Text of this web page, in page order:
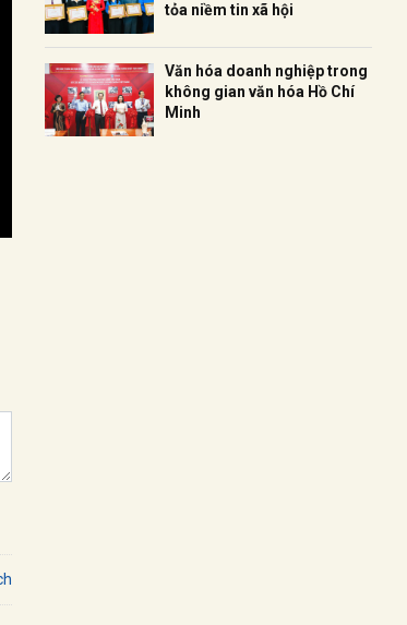
tỏa niềm tin xã hội
Văn hóa doanh nghiệp trong
không gian văn hóa Hồ Chí
Minh